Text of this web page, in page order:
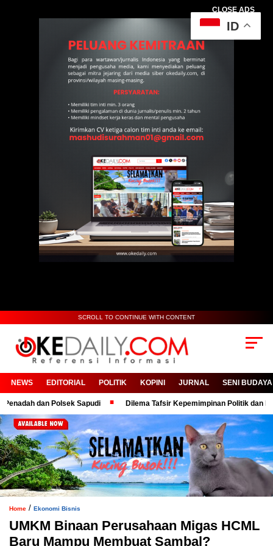
CLOSE ADS
SCROLL TO CONTINUE WITH CONTENT
NEWS EDITORIAL POLITIK KOPINI JURNAL SENI BUDAYA
dan Polsek Sapudi Dilema Tafsir Kepemimpinan Politik dan Birokrasi
Home / Ekonomi Bisnis
UMKM Binaan Perusahaan Migas HCML
Baru Mampu Membuat Sambal?
ID